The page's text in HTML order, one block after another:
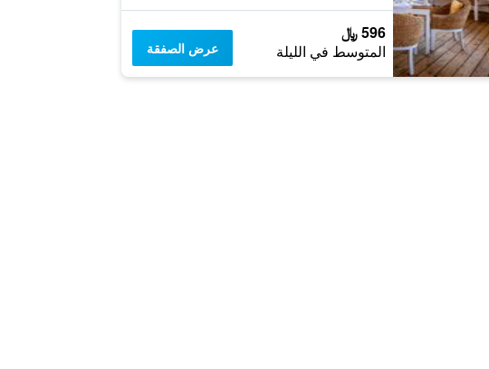
596 ﷼
المتوسط في الليلة عرض الصفقة